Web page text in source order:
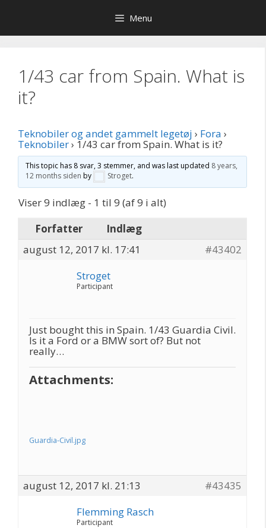
indhold
Menu
1/43 car from Spain. What is
it?
Teknobiler og andet gammelt legetøj › Fora ›
Teknobiler› 1/43 car from Spain. What is it?
This topic has 8 svar, 3 stemmer, and was last updated 8 years,
12 months siden by Stroget.
Viser 9 indlæg - 1 til 9 (af 9 i alt)
Forfatter
Indlæg
august 12, 2017 kl. 17:41
#43402
Stroget
Participant
Just bought this in Spain. 1/43 Guardia Civil.
Is it a Ford or a BMW sort of? But not
really…
Attachments:
Guardia-Civil.jpg
august 12, 2017 kl. 21:13
#43435
Flemming Rasch
Participant